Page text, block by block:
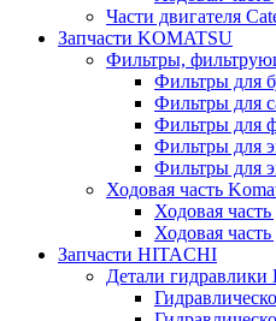
Части двигателя
Запчасти KOMATSU
Фильтры,
Фильтры для
Фильтры для
Фильтры для
Фильтры для
Фильтры для
Ходовая часть
Ходовая
Ходовая
Запчасти HITACHI
Детали гидравлики